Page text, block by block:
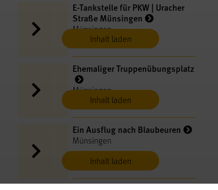
Inhalt laden
E-​Tankstelle für PKW | Uracher
Straße Münsingen
Münsingen
Inhalt laden
Ehemaliger Truppenübungsplatz
Münsingen
Inhalt laden
Ein Ausflug nach Blaubeuren
Münsingen